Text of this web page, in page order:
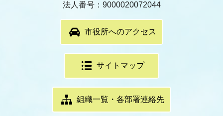
法人番号：9000020072044
市役所へのアクセス
サイトマップ
組織一覧・各部署連絡先